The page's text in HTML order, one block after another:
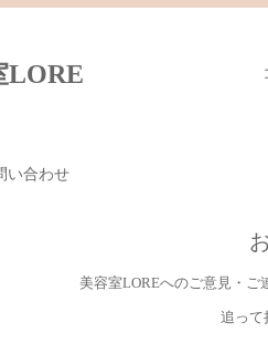
LORE
い合わせ
美容室LOREへのご意見・ご
追って